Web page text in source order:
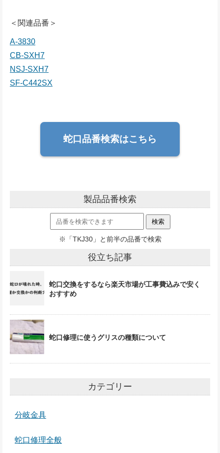
＜関連品番＞
A-3830
CB-SXH7
NSJ-SXH7
SF-C442SX
蛇口品番検索はこちら
製品品番検索
※「TKJ30」と前半の品番で検索
役立ち記事
蛇口交換をするなら楽天市場が工事費込みで安く
おすすめ
蛇口修理に使うグリスの種類について
カテゴリー
分岐金具
蛇口修理全般